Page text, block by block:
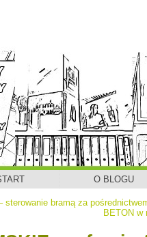
O BLOGU
sterowanie bramą za
BETON w